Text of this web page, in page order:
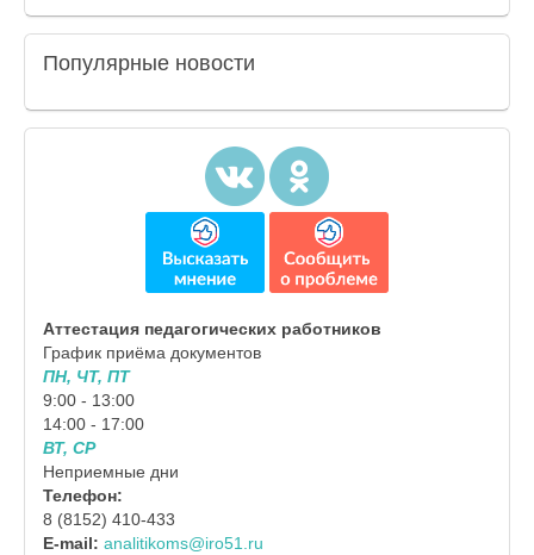
Популярные новости
Аттестация педагогических работников
График приёма документов
ПН, ЧТ, ПТ
9:00 - 13:00
14:00 - 17:00
ВТ, СР
Неприемные дни
Телефон:
8 (8152) 410-433
E-mail: analitikoms@iro51.ru